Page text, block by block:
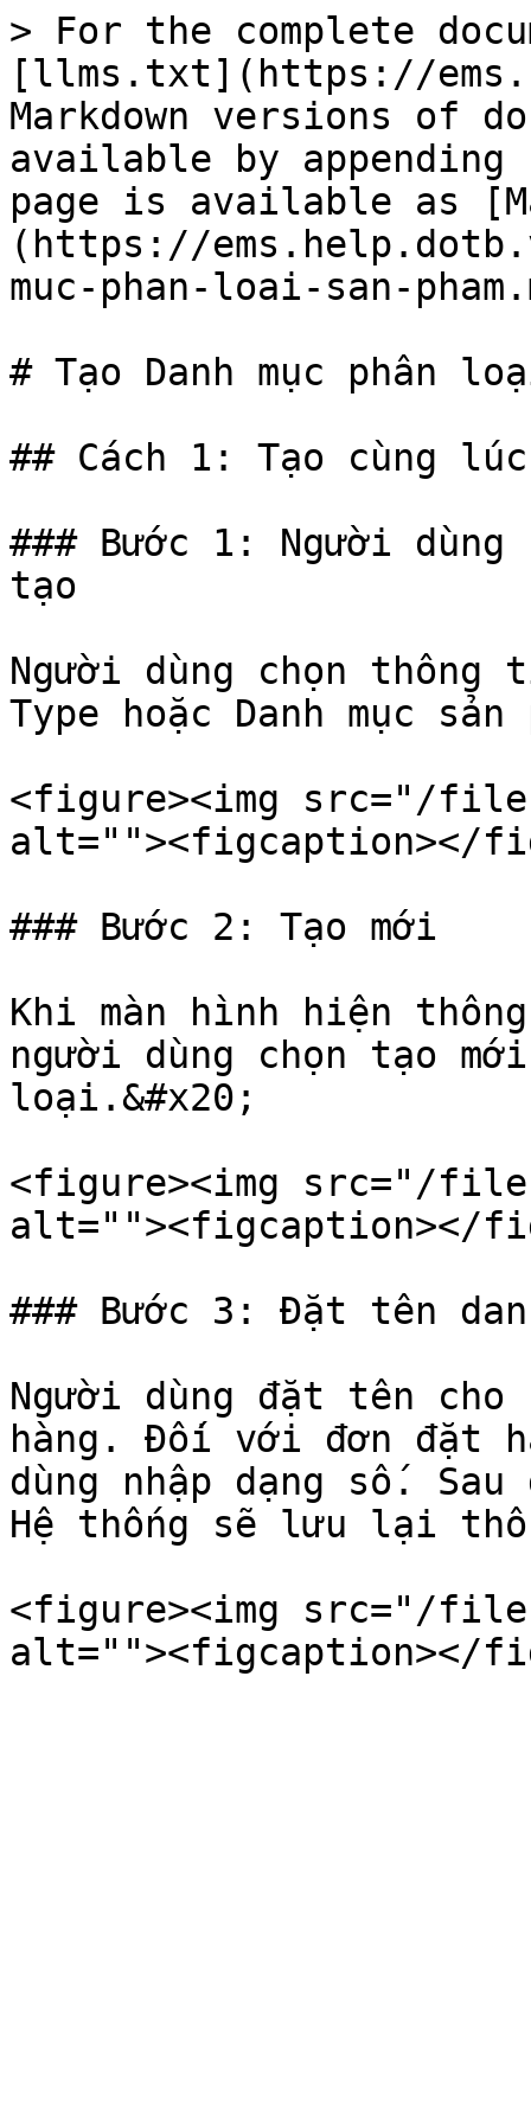
> For the complete
[llms.txt](https://
Markdown versions of
available by
page is available as
(https://
muc-phan-loai-san-
# Tạo Danh mục phân
## Cách 1: Tạo cùng
### Bước 1: Người
tạo
Người dùng chọn
Type hoặc Danh mục sản
<figure><img src="/
alt=""><figcaption></
### Bước 2: Tạo mới
Khi màn hình hiện
người dùng chọn tạo
loại.&#x20;
<figure><img src="/files/
alt=""><figcaption></
### Bước 3: Đặt tên
Người dùng đặt tên cho
hàng. Đối với đơn đặt
dùng nhập dạng số.
Hệ thống sẽ lưu lại
<figure><img src="/files/